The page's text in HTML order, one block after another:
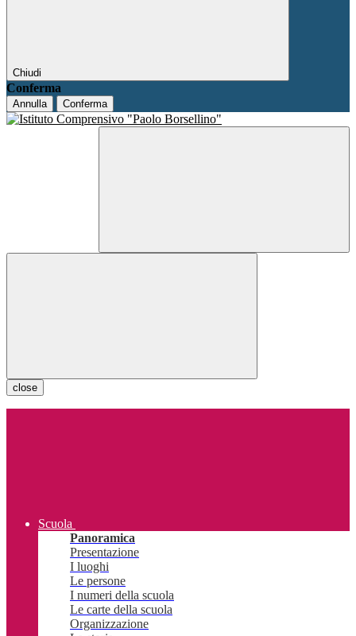
Chiudi
Conferma
Annulla Conferma
close
Scuola
Panoramica
Presentazione
I luoghi
Le persone
I numeri della scuola
Le carte della scuola
Organizzazione